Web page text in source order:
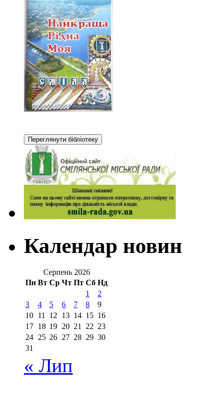
Календар новин
Серпень 2026
Пн Вт Ср Чт Пт Сб Нд
1
2
3
4 5 6 7 8
9
10 11 12 13 14 15 16
17 18 19 20 21 22 23
24 25 26 27 28 29 30
31
« Лип